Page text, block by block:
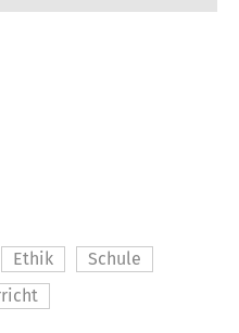
Ethik
Schule